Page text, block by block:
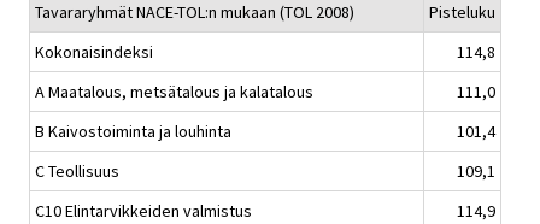
Tavararyhmät NACE-TOL:n mukaan (TOL 2008)
Pisteluku
Kokonaisindeksi
114,8
A Maatalous, metsätalous ja kalatalous
111,0
B Kaivostoiminta ja louhinta
101,4
C Teollisuus
109,1
C10 Elintarvikkeiden valmistus
114,9